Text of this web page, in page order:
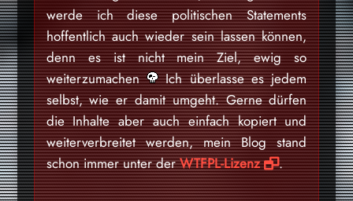
werde ich diese politischen Statements
hoffentlich auch wieder sein lassen können,
denn es ist nicht mein Ziel, ewig so
weiterzumachen
Ich überlasse es jedem
selbst, wie er damit umgeht. Gerne dürfen
die Inhalte aber auch einfach kopiert und
weiterverbreitet werden, mein Blog stand
schon immer unter derWTFPL-Lizenz .